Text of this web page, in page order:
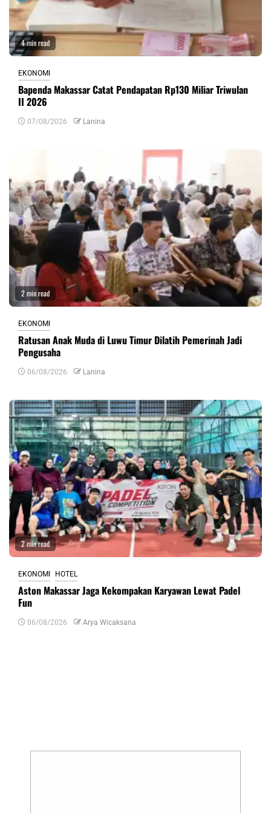
4 min read
EKONOMI
Bapenda Makassar Catat Pendapatan Rp130 Miliar Triwulan
II 2026
07/08/2026 Lanina
2 min read
EKONOMI
Ratusan Anak Muda di Luwu Timur Dilatih Pemerinah Jadi
Pengusaha
06/08/2026 Lanina
2 min read
EKONOMI HOTEL
Aston Makassar Jaga Kekompakan Karyawan Lewat Padel
Fun
06/08/2026 Arya Wicaksana